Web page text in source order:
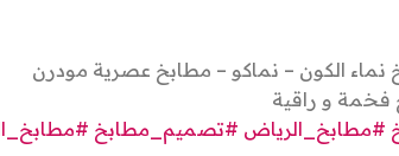
نماء الكون – نماكو – مطابخ عصرية مودرن
فخمة و راقية
#مطابخ_الرياض #تصميم_مطابخ